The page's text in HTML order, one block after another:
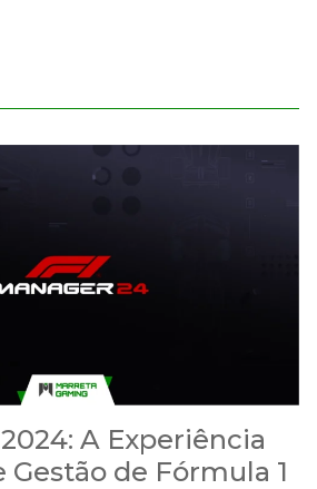
A Experiência
Gestão de Fórmula 1